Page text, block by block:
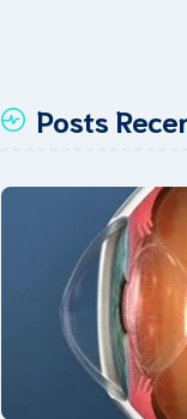
Posts